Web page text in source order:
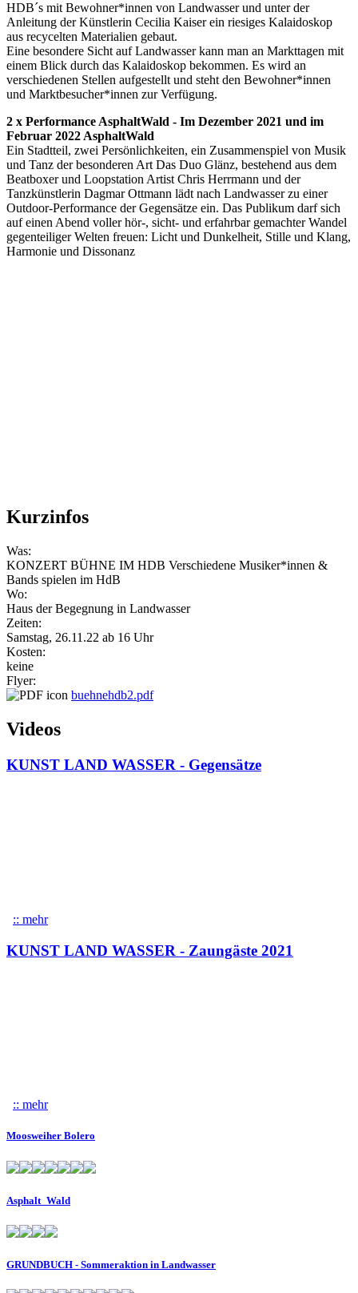
HDB´s mit Bewohner*innen von Landwasser und unter der
Anleitung der Künstlerin Cecilia Kaiser ein riesiges Kalaidoskop
aus recycelten Materialien gebaut.
Eine besondere Sicht auf Landwasser kann man an Markttagen mit
einem Blick durch das Kalaidoskop bekommen. Es wird an
verschiedenen Stellen aufgestellt und steht den Bewohner*innen
und Marktbesucher*innen zur Verfügung.
2 x Performance AsphaltWald - Im Dezember 2021 und im
Februar 2022 AsphaltWald
Ein Stadtteil, zwei Persönlichkeiten, ein Zusammenspiel von Musik
und Tanz der besonderen Art Das Duo Glänz, bestehend aus dem
Beatboxer und Loopstation Artist Chris Herrmann und der
Tanzkünstlerin Dagmar Ottmann lädt nach Landwasser zu einer
Outdoor-Performance der Gegensätze ein. Das Publikum darf sich
auf einen Abend voller hör-, sicht- und erfahrbar gemachter Wandel
gegenteiliger Welten freuen: Licht und Dunkelheit, Stille und Klang,
Harmonie und Dissonanz
Kurzinfos
Was:
KONZERT BÜHNE IM HDB Verschiedene Musiker*innen &
Bands spielen im HdB
Wo:
Haus der Begegnung in Landwasser
Zeiten:
Samstag, 26.11.22 ab 16 Uhr
Kosten:
keine
Flyer:
buehnehdb2.pdf
Videos
KUNST LAND WASSER - Gegensätze
:: mehrüber KUNST LAND WASSER - Gegensätze
KUNST LAND WASSER - Zaungäste 2021
:: mehrüber KUNST LAND WASSER - Zaungäste 2021
Moosweiher Bolero
Asphalt_Wald
GRUNDBUCH - Sommeraktion in Landwasser